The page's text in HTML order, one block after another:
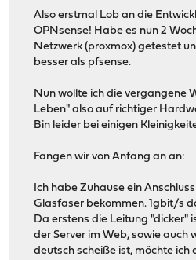
Also erstmal Lob an die
OPNsense! Habe es nun 2
Netzwerk (proxmox) getestet
besser als pfsense.
Nun wollte ich die vergangene
Leben" also auf richtiger
Bin leider bei einigen
Fangen wir von Anfang an an:
Ich habe Zuhause ein
Glasfaser bekommen. 1gbit/s
Da erstens die Leitung "dicker"
der Server im Web, sowie auch
deutsch scheiße ist, möchte ich